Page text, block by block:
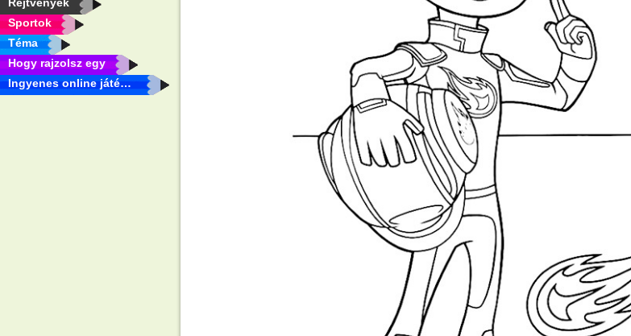
Sportok
Téma
Hogy rajzolsz egy
Ingyenes online játékok